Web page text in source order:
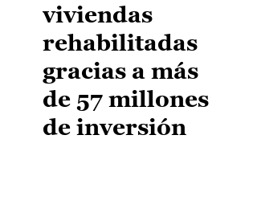
viviendas
rehabilitadas
gracias a más
de 57 millones
de inversión